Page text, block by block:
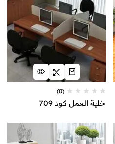
(0)
خلية العمل كود 709